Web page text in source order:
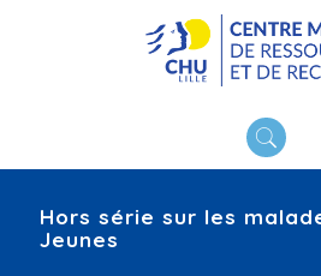
Hors série sur les
Jeunes